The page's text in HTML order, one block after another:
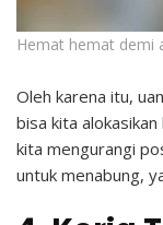
Hemat hemat demi
Oleh karena itu,
bisa kita
kita mengurangi
untuk menabung,